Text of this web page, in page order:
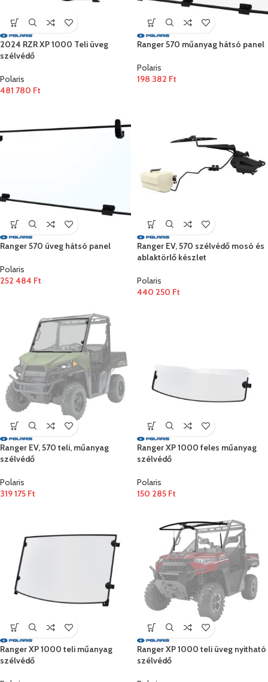
2024 RZR XP 1000 Teli üveg
szélvédő
Polaris
481 780 Ft
Ranger 570 műanyag hátsó panel
Polaris
198 382 Ft
Ranger 570 üveg hátsó panel
Polaris
252 484 Ft
Ranger EV, 570 szélvédő mosó és
ablaktörlő készlet
Polaris
440 250 Ft
Ranger EV, 570 teli, műanyag
szélvédő
Polaris
319 175 Ft
Ranger XP 1000 feles műanyag
szélvédő
Polaris
150 285 Ft
Ranger XP 1000 teli műanyag
szélvédő
Ranger XP 1000 teli üveg nyitható
szélvédő